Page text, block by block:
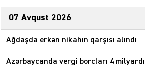
07 Avqust 2026
Ağdaşda erkən nikahın qarşısı alındı
Azərbaycanda vergi borcları 4 milyardı